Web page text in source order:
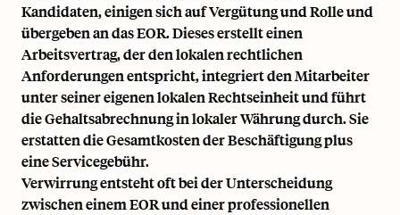
Kandidaten, einigen sich auf Vergütung und Rolle und
übergeben an das EOR. Dieses erstellt einen
Arbeitsvertrag, der den lokalen rechtlichen
Anforderungen entspricht, integriert den Mitarbeiter
unter seiner eigenen lokalen Rechtseinheit und führt
die Gehaltsabrechnung in lokaler Währung durch. Sie
erstatten die Gesamtkosten der Beschäftigung plus
eine Servicegebühr.
Verwirrung entsteht oft bei der Unterscheidung
zwischen einem EOR und einer professionellen